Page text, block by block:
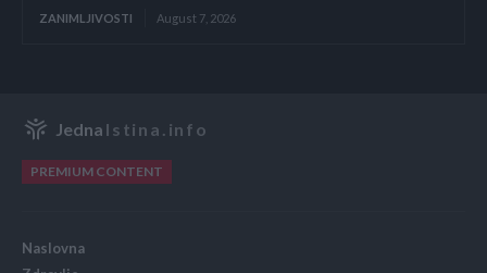
ZANIMLJIVOSTI August 7, 2026
Jedna Istina.info
PREMIUM CONTENT
Naslovna